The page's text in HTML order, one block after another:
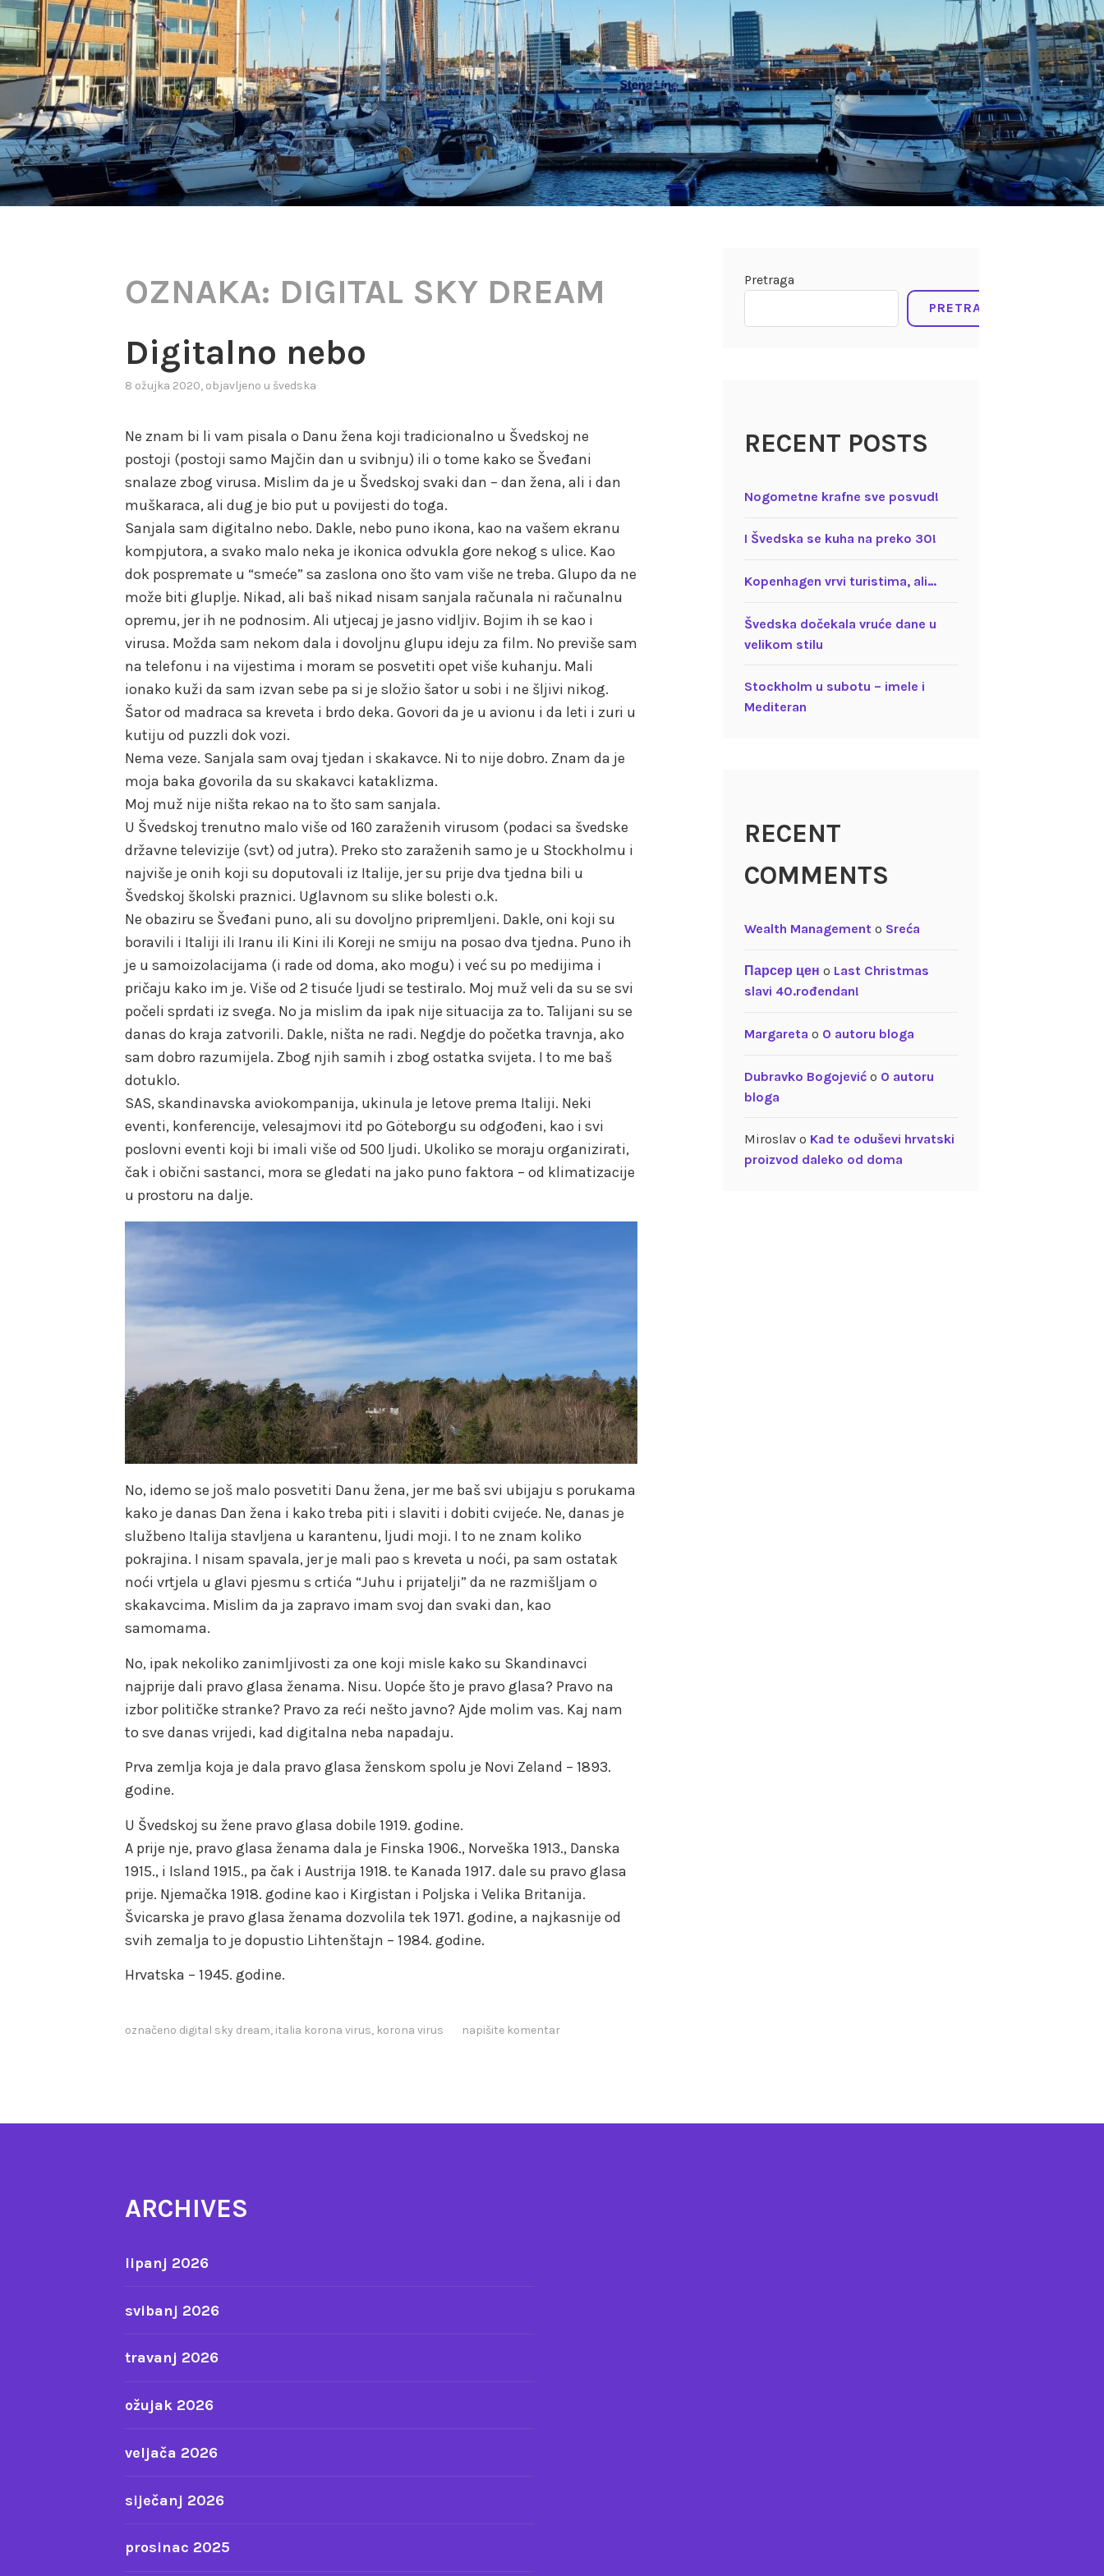
OZNAKA: DIGITAL SKY DREAM
Digitalno nebo
8 ožujka 2020, objavljeno u švedska
Ne znam bi li vam pisala o Danu žena koji tradicionalno u Švedskoj ne
postoji (postoji samo Majčin dan u svibnju) ili o tome kako se Šveđani
snalaze zbog virusa. Mislim da je u Švedskoj svaki dan – dan žena, ali i dan
muškaraca, ali dug je bio put u povijesti do toga.
Sanjala sam digitalno nebo. Dakle, nebo puno ikona, kao na vašem ekranu
kompjutora, a svako malo neka je ikonica odvukla gore nekog s ulice. Kao
dok pospremate u “smeće” sa zaslona ono što vam više ne treba. Glupo da ne
može biti gluplje. Nikad, ali baš nikad nisam sanjala računala ni računalnu
opremu, jer ih ne podnosim. Ali utjecaj je jasno vidljiv. Bojim ih se kao i
virusa. Možda sam nekom dala i dovoljnu glupu ideju za film. No previše sam
na telefonu i na vijestima i moram se posvetiti opet više kuhanju. Mali
ionako kuži da sam izvan sebe pa si je složio šator u sobi i ne šljivi nikog.
Šator od madraca sa kreveta i brdo deka. Govori da je u avionu i da leti i zuri u
kutiju od puzzli dok vozi.
Nema veze. Sanjala sam ovaj tjedan i skakavce. Ni to nije dobro. Znam da je
moja baka govorila da su skakavci kataklizma.
Moj muž nije ništa rekao na to što sam sanjala.
U Švedskoj trenutno malo više od 160 zaraženih virusom (podaci sa švedske
državne televizije (svt) od jutra). Preko sto zaraženih samo je u Stockholmu i
najviše je onih koji su doputovali iz Italije, jer su prije dva tjedna bili u
Švedskoj školski praznici. Uglavnom su slike bolesti o.k.
Ne obaziru se Šveđani puno, ali su dovoljno pripremljeni. Dakle, oni koji su
boravili i Italiji ili Iranu ili Kini ili Koreji ne smiju na posao dva tjedna. Puno ih
je u samoizolacijama (i rade od doma, ako mogu) i već su po medijima i
pričaju kako im je. Više od 2 tisuće ljudi se testiralo. Moj muž veli da su se svi
počeli sprdati iz svega. No ja mislim da ipak nije situacija za to. Talijani su se
danas do kraja zatvorili. Dakle, ništa ne radi. Negdje do početka travnja, ako
sam dobro razumijela. Zbog njih samih i zbog ostatka svijeta. I to me baš
dotuklo.
SAS, skandinavska aviokompanija, ukinula je letove prema Italiji. Neki
eventi, konferencije, velesajmovi itd po Göteborgu su odgođeni, kao i svi
poslovni eventi koji bi imali više od 500 ljudi. Ukoliko se moraju organizirati,
čak i obični sastanci, mora se gledati na jako puno faktora – od klimatizacije
u prostoru na dalje.
No, idemo se još malo posvetiti Danu žena, jer me baš svi ubijaju s porukama
kako je danas Dan žena i kako treba piti i slaviti i dobiti cvijeće. Ne, danas je
službeno Italija stavljena u karantenu, ljudi moji. I to ne znam koliko
pokrajina. I nisam spavala, jer je mali pao s kreveta u noći, pa sam ostatak
noći vrtjela u glavi pjesmu s crtića “Juhu i prijatelji” da ne razmišljam o
skakavcima. Mislim da ja zapravo imam svoj dan svaki dan, kao
samomama.
No, ipak nekoliko zanimljivosti za one koji misle kako su Skandinavci
najprije dali pravo glasa ženama. Nisu. Uopće što je pravo glasa? Pravo na
izbor političke stranke? Pravo za reći nešto javno? Ajde molim vas. Kaj nam
to sve danas vrijedi, kad digitalna neba napadaju.
Prva zemlja koja je dala pravo glasa ženskom spolu je Novi Zeland – 1893.
godine.
U Švedskoj su žene pravo glasa dobile 1919. godine.
A prije nje, pravo glasa ženama dala je Finska 1906., Norveška 1913., Danska
1915., i Island 1915., pa čak i Austrija 1918. te Kanada 1917. dale su pravo glasa
prije. Njemačka 1918. godine kao i Kirgistan i Poljska i Velika Britanija.
Švicarska je pravo glasa ženama dozvolila tek 1971. godine, a najkasnije od
svih zemalja to je dopustio Lihtenštajn – 1984. godine.
Hrvatska – 1945. godine.
označeno digital sky dream, italia korona virus, korona virus napišite komentar
Pretraga
PRETRAGA
RECENT POSTS
Nogometne krafne sve posvud!
I Švedska se kuha na preko 30!
Kopenhagen vrvi turistima, ali…
Švedska dočekala vruće dane u
velikom stilu
Stockholm u subotu – imele i
Mediteran
RECENT
COMMENTS
Wealth Managemento Sreća
Парсер цен o Last Christmas
slavi 40.rođendan!
Margareta o O autoru bloga
Dubravko Bogojevićo O autoru
bloga
Miroslavo Kad te oduševi hrvatski
proizvod daleko od doma
ARCHIVES
lipanj 2026
svibanj 2026
travanj 2026
ožujak 2026
veljača 2026
siječanj 2026
prosinac 2025